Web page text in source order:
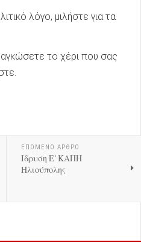
λόγο, μιλήστε για τα
το χέρι που σας
ΕΠΟΜΕΝΟ ΑΡΘΡΟ
Ιδρυση Ε' ΚΑΠΗ
Ηλιούπολης